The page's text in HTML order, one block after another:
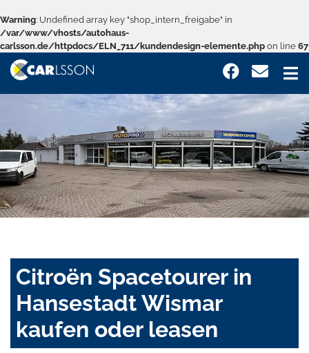
Warning: Undefined array key "shop_intern_freigabe" in
/var/www/vhosts/autohaus-
carlsson.de/httpdocs/ELN_711/kundendesign-elemente.php on line 67
Citroën Spacetourer in
Hansestadt Wismar
kaufen oder leasen